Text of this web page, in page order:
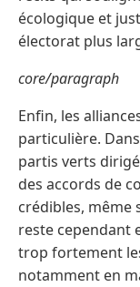
écologique et
électorat plus
core/paragraph
Enfin, les
particulière.
partis verts
des accords de
crédibles, même
reste cependant
trop fortement
notamment en